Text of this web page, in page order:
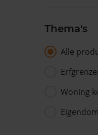
Thema's
Alle
Woning